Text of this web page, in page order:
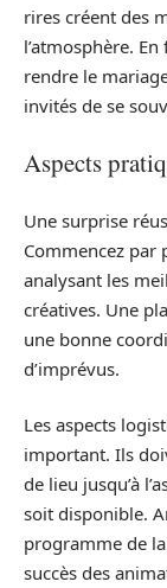
rires créent des
l’atmosphère.
rendre le
invités de se
Aspects
Une surprise
Commencez
analysant les
créatives. Une
une bonne
d’imprévus.
Les aspects
important. Ils
de lieu jusqu’à
soit disponible.
programme de
succès des